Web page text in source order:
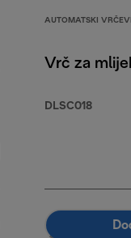
AUTOMATSKI
Vrč za
DLSC018